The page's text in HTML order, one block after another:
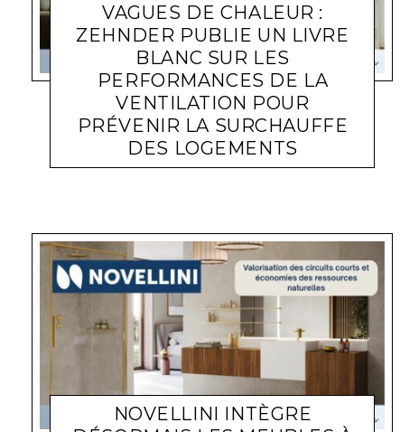
VAGUES DE CHALEUR :
ZEHNDER PUBLIE UN LIVRE
BLANC SUR LES
PERFORMANCES DE LA
VENTILATION POUR
PRÉVENIR LA SURCHAUFFE
DES LOGEMENTS
ACTUALITÉ ENTREPRISES LARA GASQUET 29 JUIN 2026
NOVELLINI INTÈGRE